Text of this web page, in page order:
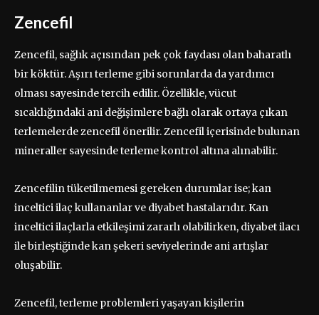
Zencefil
Zencefil, sağlık açısından pek çok faydası olan baharatlı
bir köktür. Aşırı terleme gibi sorunlarda da yardımcı
olması sayesinde tercih edilir. Özellikle, vücut
sıcaklığındaki ani değişimlere bağlı olarak ortaya çıkan
terlemelerde zencefil önerilir. Zencefil içerisinde bulunan
mineraller sayesinde terleme kontrol altına alınabilir.
Zencefilin tüketilmemesi gereken durumlar ise; kan
inceltici ilaç kullananlar ve diyabet hastalarıdır. Kan
inceltici ilaçlarla etkileşimi zararlı olabilirken, diyabet ilacı
ile birleştiğinde kan şekeri seviyelerinde ani artışlar
oluşabilir.
Zencefil, terleme problemleri yaşayan kişilerin